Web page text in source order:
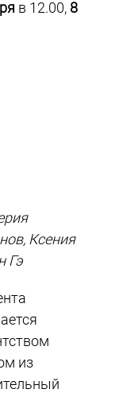
в 12.00, 8
Ксения
Гэ
из